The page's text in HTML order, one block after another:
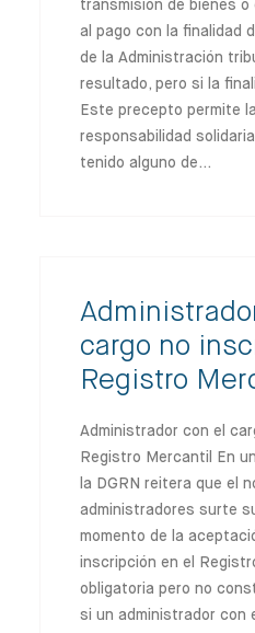
transmisión de bienes o
al pago con la finalidad
de la Administración
resultado, pero si la
Este precepto permite
responsabilidad
tenido alguno de…
cargo no
Registro
Administrador con el
Registro Mercantil En
la DGRN reitera que el
administradores surte
momento de la
inscripción en el
obligatoria pero no
si un administrador con